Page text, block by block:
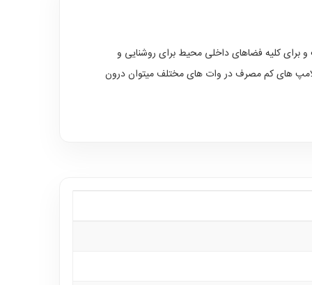
برای کلیه فضاهای داخلی محیط برای روشنایی و
های کم مصرف در وات های مختلف میتوان درون